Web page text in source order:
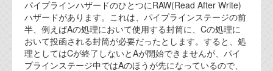
技術文書
ご希望の方は、お問い合わせページから
資料閲覧パスワードをお問い合わせ頂き
ログインをお願い致します。アカウント
名は"opendocument"です。
パイプラインハザードのひとつにRAW(Read After Write)
ハザードがあります。これは、パイプラインステージの前
半、例えばAの処理において使用する封筒に、Cの処理に
おいて投函される封筒が必要だったとします。すると、処
理としてはCが終了しないとAが開始できませんが、パイ
プラインステージ中ではAのほうが先になっているので、